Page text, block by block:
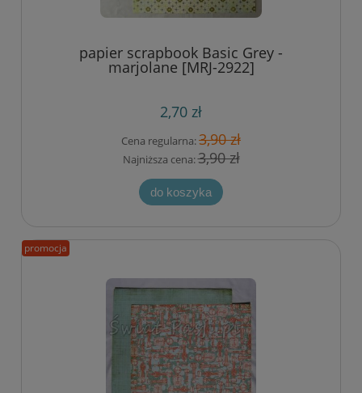
papier scrapbook Basic Grey -
marjolane [MRJ-2922]
2,70 zł
Cena regularna:3,90 zł
Najniższa cena:3,90 zł
do koszyka
promocja